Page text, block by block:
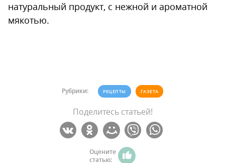
натуральный продукт, с нежной и ароматной
мякотью.
Рубрики: РЕЦЕПТЫ ГАЗЕТА
Поделитесь статьей!
Оцените
статью: